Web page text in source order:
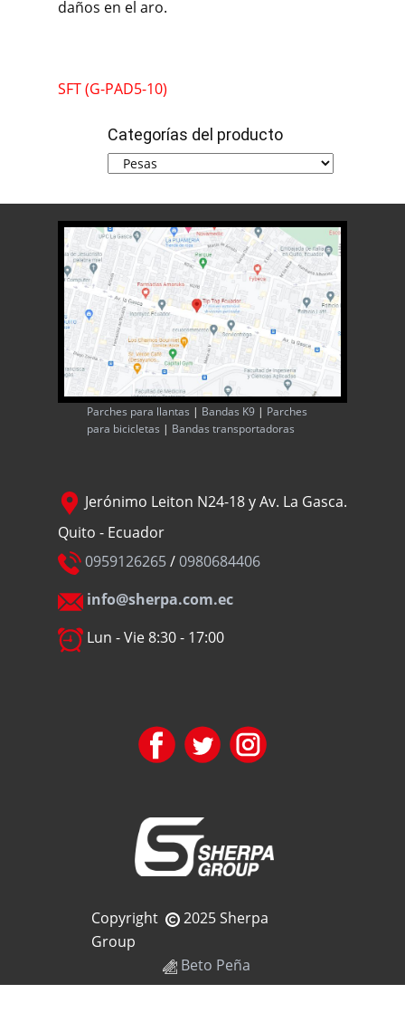
daños en el aro.
SFT (G-PAD5-10)
Categorías del producto
Parches para llantas | Bandas K9 | Parches
para bicicletas | Bandas transportadoras
Jerónimo Leiton N24-18 y Av. La Gasca.
Quito - Ecuador
0959126265/0980684406
info@sherpa.com.ec
Lun - Vie 8:30 - 17:00
Copyright
2025 Sherpa
Group
Beto Peña